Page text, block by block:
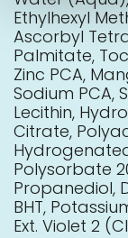
Ethylhexyl
Ascorbyl
Palmitate,
Zinc PCA,
Sodium PCA,
Lecithin,
Citrate,
Polysorbate
Propanediol,
BHT,
Ext. Violet 2